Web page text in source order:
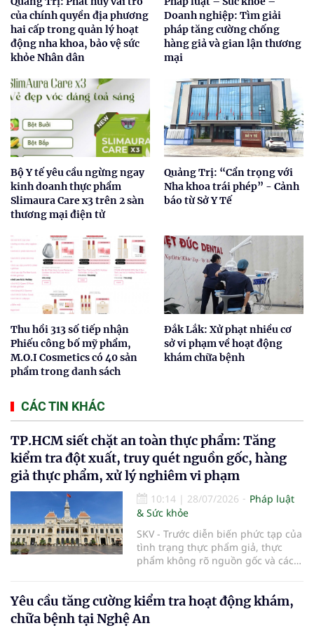
của chính quyền địa phương
hai cấp trong quản lý hoạt
động nha khoa, bảo vệ sức
khỏe Nhân dân
Doanh nghiệp: Tìm giải
pháp tăng cường chống
hàng giả và gian lận thương
mại
Bộ Y tế yêu cầu ngừng ngay
kinh doanh thực phẩm
Slimaura Care x3 trên 2 sàn
thương mại điện tử
Quảng Trị: “Cẩn trọng với
Nha khoa trái phép” - Cảnh
báo từ Sở Y Tế
Thu hồi 313 số tiếp nhận
Phiếu công bố mỹ phẩm,
M.O.I Cosmetics có 40 sản
phẩm trong danh sách
Đắk Lắk: Xử phạt nhiều cơ
sở vi phạm về hoạt động
khám chữa bệnh
CÁC TIN KHÁC
TP.HCM siết chặt an toàn thực phẩm: Tăng
kiểm tra đột xuất, truy quét nguồn gốc, hàng
giả thực phẩm, xử lý nghiêm vi phạm
10:14 | 28/07/2026
Pháp luật
& Sức khỏe
SKV - Trước diễn biến phức tạp của
tình trạng thực phẩm giả, thực
phẩm không rõ nguồn gốc và các
kế hoạch tăng cường bảo đảm an
toàn thực phẩm trên địa bàn năm
Yêu cầu tăng cường kiểm tra hoạt động khám,
chữa bệnh tại Nghệ An